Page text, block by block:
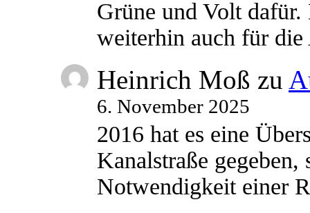
Grüne und Volt
weiterhin auch für
Heinrich Moß zu
6. November 2025
2016 hat es eine
Kanalstraße
Notwendigkeit einer